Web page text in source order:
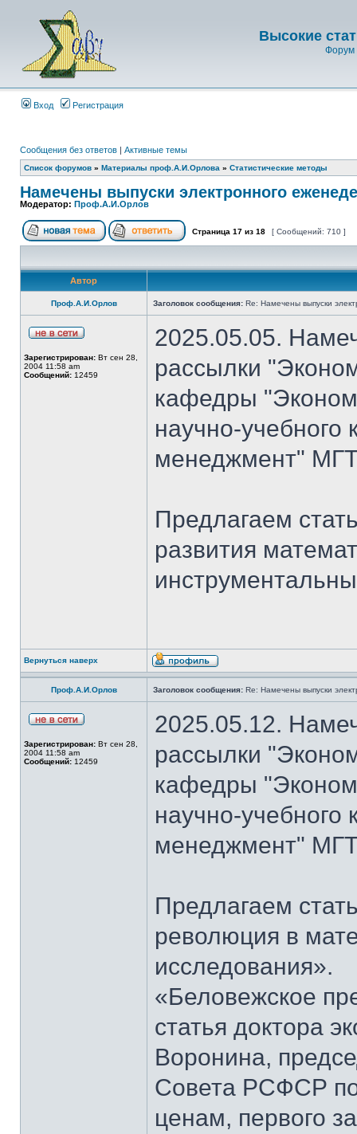
Высокие
Форум
Вход Регистрация
Сообщения без ответов | Активные темы
Список форумов » Материалы проф.А.И.Орлова » Статистические методы
Намечены выпуски электронного
Модератор: Проф.А.И.Орлов
Страница 17 из 18 [ Сообщений: 710 ]
Автор
Проф.А.И.Орлов Заголовок сообщения: Re: Намечены выпуски
Зарегистрирован: Вт сен 28,
2004 11:58 am
Сообщений: 12459
2025.05.05.
рассылки
кафедры
научно-
менеджмент"
Предлагаем
развития
Вернуться наверх
Проф.А.И.Орлов Заголовок сообщения: Re: Намечены выпуски
Зарегистрирован: Вт сен 28,
2004 11:58 am
Сообщений: 12459
2025.05.12.
рассылки
кафедры
научно-
менеджмент"
Предлагаем
революция в
исследования».
«Беловежское
статья доктора
Воронина,
Совета РСФСР
ценам, первого